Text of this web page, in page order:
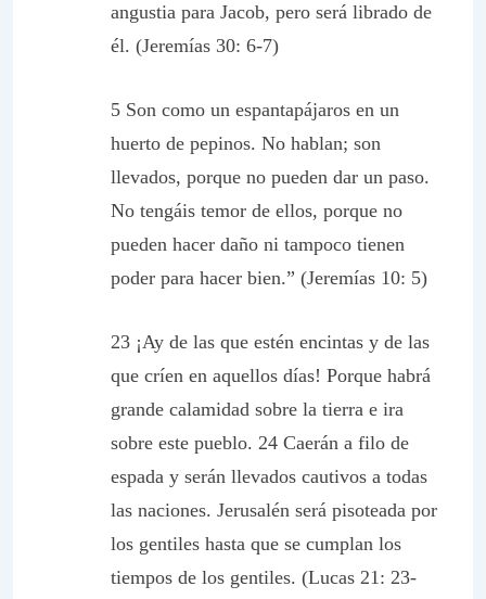
angustia para Jacob, pero será librado de
él. (Jeremías 30: 6-7)
5 Son como un espantapájaros en un
huerto de pepinos. No hablan; son
llevados, porque no pueden dar un paso.
No tengáis temor de ellos, porque no
pueden hacer daño ni tampoco tienen
poder para hacer bien.” (Jeremías 10: 5)
23 ¡Ay de las que estén encintas y de las
que críen en aquellos días! Porque habrá
grande calamidad sobre la tierra e ira
sobre este pueblo. 24 Caerán a filo de
espada y serán llevados cautivos a todas
las naciones. Jerusalén será pisoteada por
los gentiles hasta que se cumplan los
tiempos de los gentiles. (Lucas 21: 23-